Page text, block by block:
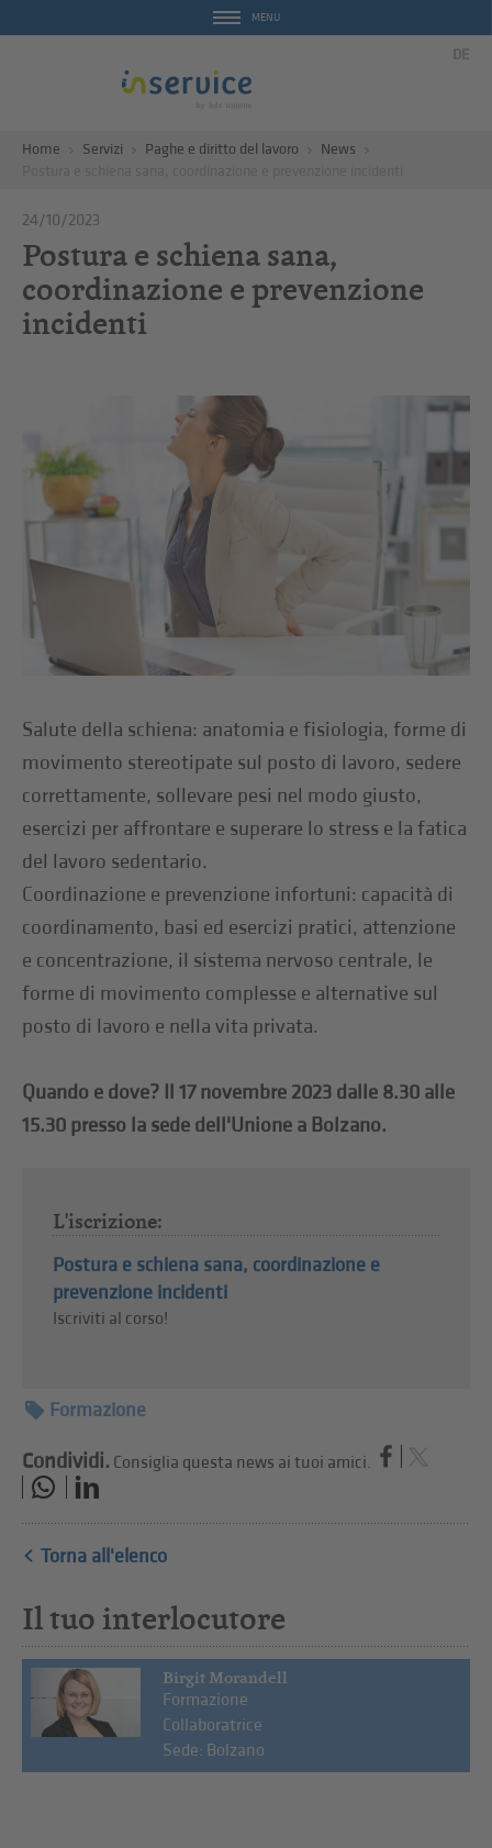
MENU
DE
Home Servizi Paghe e diritto del lavoro
News
24/10/2023
Postura e schiena sana,
coordinazione e prevenzione
incidenti
Salute della schiena: anatomia e fisiologia, forme di
movimento stereotipate sul posto di lavoro, sedere
correttamente, sollevare pesi nel modo giusto,
esercizi per affrontare e superare lo stress e la fatica
del lavoro sedentario.
Coordinazione e prevenzione infortuni: capacità di
coordinamento, basi ed esercizi pratici, attenzione
e concentrazione, il sistema nervoso centrale, le
forme di movimento complesse e alternative sul
posto di lavoro e nella vita privata.
Quando e dove? Il 17 novembre 2023 dalle 8.30 alle
15.30 presso la sede dell'Unione a Bolzano.
L'iscrizione:
Postura e schiena sana, coordinazione e
prevenzione incidenti
Iscriviti al corso!
Formazione
Condividi. Consiglia questa news ai tuoi amici.
Torna all'elenco
Il tuo interlocutore
Birgit Morandell
Formazione
Collaboratrice
Sede: Bolzano